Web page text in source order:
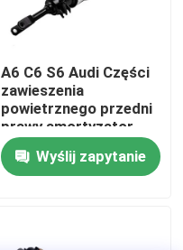
A6 C6 S6 Audi Części
zawieszenia
powietrznego przedni
prawy amortyzator
4F0616040
Wyślij zapytanie